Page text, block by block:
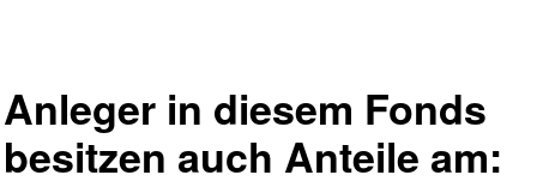
Anleger in diesem Fonds
besitzen auch Anteile am: